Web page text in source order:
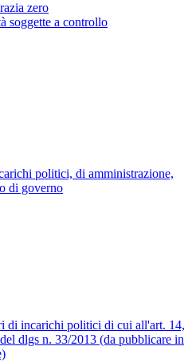
zero
soggette a controllo
politici, di amministrazione,
di governo
di incarichi politici di cui all'art. 14,
dlgs n. 33/2013 (da pubblicare in